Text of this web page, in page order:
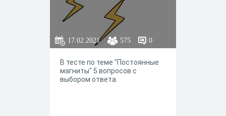
17.02.2021 575 0
В тесте по теме "Постоянные
магниты" 5 вопросов с
выбором ответа.